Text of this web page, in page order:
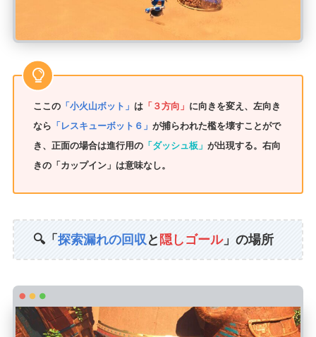
ここの「小火山ボット」 は「３方向」 に向きを変え、左向き
なら 「レスキューボット６」 が捕らわれた檻を壊すことがで
き、正面の場合は進行用の「ダッシュ板」 が出現する。右向
きの「カップイン」は意味なし。
🔍「 探索漏れの回収と 隠しゴール」の場所